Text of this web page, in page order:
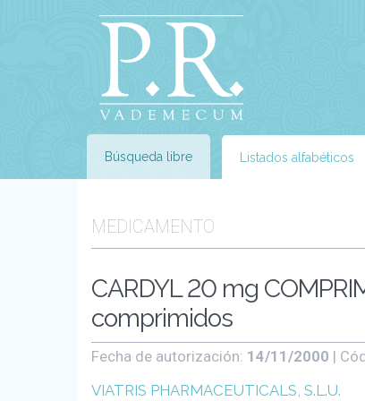
Búsqueda libre Listados alfabéticos
MEDICAMENTO
CARDYL 20 mg
comprimidos
Fecha de autorización: 14/11/2000 |
VIATRIS PHARMACEUTICALS, S.L.U.